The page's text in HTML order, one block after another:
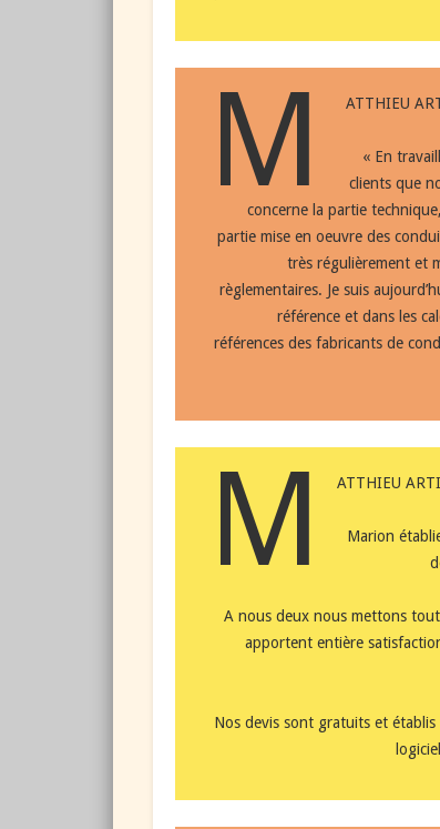
M ATTHIEU
« En
clients que
concerne la partie
partie mise en oeuvre des
très régulièrement et
règlementaires. Je suis
référence et dans les
références des fabricants de
M ATTHIEU
Marion
A nous deux nous mettons
apportent entière
Nos devis sont gratuits et établis